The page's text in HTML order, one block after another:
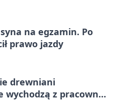
na egzamin. Po
prawo jazdy
drewniani
wychodzą z pracowni